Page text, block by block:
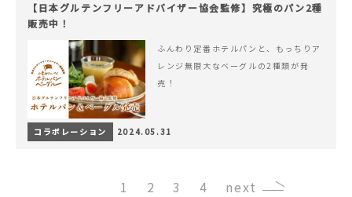
【日本グルテンフリーアドバイザー協会監修】究極のパン2種
販売中！
ふんわり定番ホテルパンと、もっちりア
レンジ無限大なベーグルの2種類が発
売！
コラボレーション 2024.05.31
1 2 3 4 ›